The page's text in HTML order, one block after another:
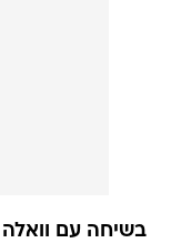
בשיחה עם וואלה